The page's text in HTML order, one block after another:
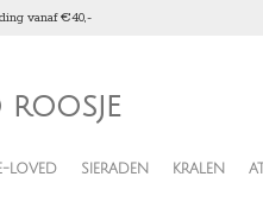
vanaf €40,-
LOVED SIERADEN KRALEN